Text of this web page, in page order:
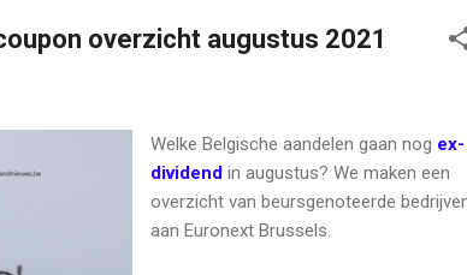
overzicht augustus 2021
Welke Belgische aandelen gaan nog ex-
dividend in augustus? We maken een
overzicht van beursgenoteerde
aan Euronext Brussels.